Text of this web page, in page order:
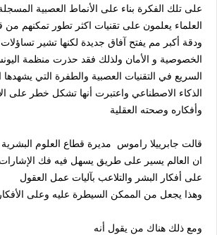
على تلك الفكرة بناء على الأنماط العصبية
العلماء يعلمون على تقنيات اكثر تطور تمكنهم من
ودقة أكبر مم يفتح آفاق جديدة لكنها تشير
الخصوصية و الأمان ولذلك فقد حذرت منظمة
السريع في التقنيات العصبية والطفرة التي يشهدها
الذكاء الاصطناعي واعتبرت أنها تشكل خطر على
وأفكاره وصحته العقلية
قالت جابرييلا راموس مديرة قطاع العلوم البشرية
ان العالم يسير على طريق يسهل فيه فك الإشارات
على أفكار البشر والتلاعب بآليات عمل العقول
وهذا يجعل من الممكن السيطرة عليه وعلى الأفكار
ومع ذلك هناك من يقول أنه